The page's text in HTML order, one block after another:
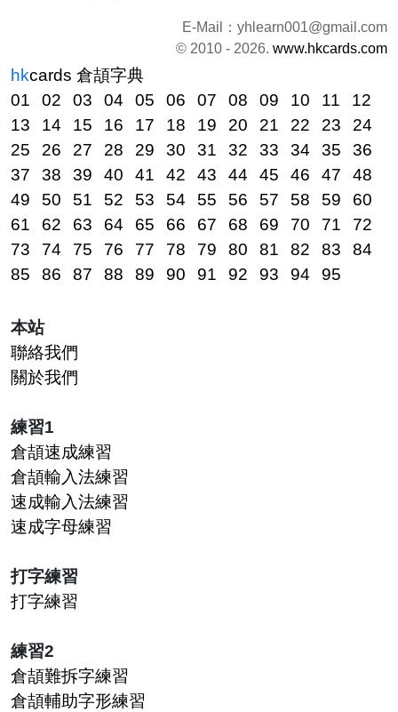
E-Mail： yhlearn001@gmail.com
© 2010 - 2026. www.hkcards.com
hkcards 倉頡字典
01
02 03 04 05 06 07 08 09 10 11
12
13
14 15 16 17 18 19 20 21 22 23
24
25
26 27 28 29 30 31 32 33 34 35
36
37
38 39 40 41 42 43 44 45 46 47
48
49
50 51 52 53 54 55 56 57 58 59
60
61
62 63 64 65 66 67 68 69 70 71
72
73
74 75 76 77 78 79 80 81 82 83
84
85
86 87 88 89 90 91 92 93 94 95
本站
聯絡我們
關於我們
練習1
倉頡速成練習
倉頡輸入法練習
速成輸入法練習
速成字母練習
打字練習
打字練習
練習2
倉頡難拆字練習
倉頡輔助字形練習